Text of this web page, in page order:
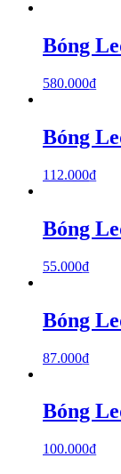
Bóng
580.000₫
Bóng
112.000₫
Bóng
55.000₫
Bóng
87.000₫
Bóng
100.000₫